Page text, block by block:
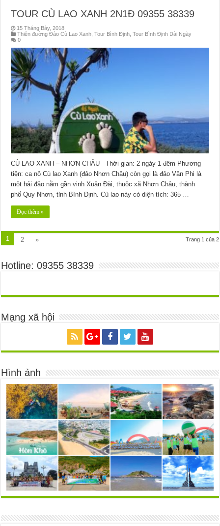
TOUR CÙ LAO XANH 2N1Đ 09355 38339
15 Tháng Bảy, 2018
Thiên đường Đảo Cù Lao Xanh ,Tour Bình Định ,Tour Bình Định Dài Ngày
0
CÙ LAO XANH – NHƠN CHÂU Thời gian: 2 ngày 1 đêm Phương
tiện: ca nô Cù lao Xanh (đảo Nhơn Châu) còn gọi là đảo Vân Phi là
một hải đảo nằm gần vịnh Xuân Đài, thuộc xã Nhơn Châu, thành
phố Quy Nhơn, tỉnh Bình Định. Cù lao này có diện tích: 365 …
Đọc thêm »
Trang 1 của 2
1 2 »
Hotline: 09355 38339
Mạng xã hội
Hình ảnh